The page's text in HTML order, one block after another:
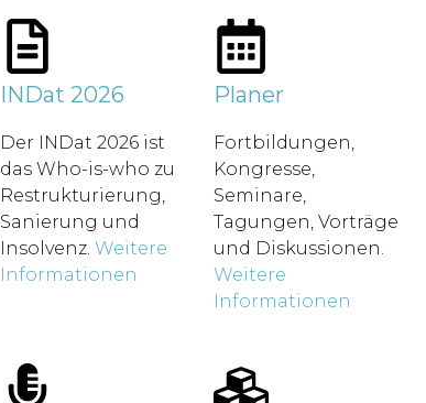
INDat 2026
Der INDat 2026 ist
das Who-is-who zu
Restrukturierung,
Sanierung und
Insolvenz.Weitere
Informationen
Planer
Fortbildungen,
Kongresse,
Seminare,
Tagungen, Vorträge
und Diskussionen.
Weitere
Informationen